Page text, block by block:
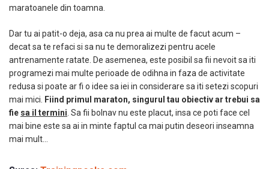
maratoanele din toamna.
Dar tu ai patit-o deja, asa ca nu prea ai multe de facut acum –
decat sa te refaci si sa nu te demoralizezi pentru acele
antrenamente ratate. De asemenea, este posibil sa fii nevoit sa iti
programezi mai multe perioade de odihna in faza de activitate
redusa si poate ar fi o idee sa iei in considerare sa iti setezi scopuri
mai mici.
Fiind primul maraton, singurul tau obiectiv ar trebui sa
fie sa il termini . Sa fii bolnav nu este placut, insa ce poti face cel
mai bine este sa ai in minte faptul ca mai putin deseori inseamna
mai mult…